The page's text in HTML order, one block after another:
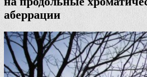
аберрации